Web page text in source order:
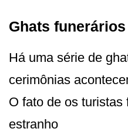
Ghats funerários
Há uma série de
cerimônias
O fato de os
estranho